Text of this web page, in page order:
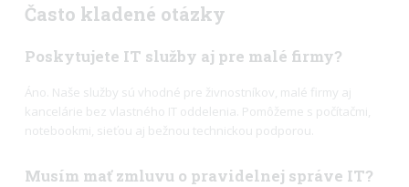
Často kladené otázky
Poskytujete IT služby aj pre malé firmy?
Áno. Naše služby sú vhodné pre živnostníkov, malé firmy aj
kancelárie bez vlastného IT oddelenia. Pomôžeme s počítačmi,
notebookmi, sieťou aj bežnou technickou podporou.
Musím mať zmluvu o pravidelnej správe IT?